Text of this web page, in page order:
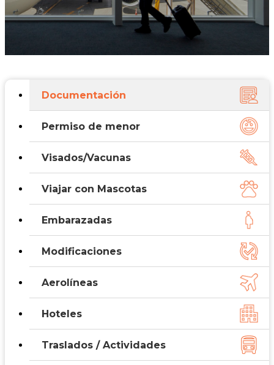
Documentación
Permiso de menor
Visados/Vacunas
Viajar con Mascotas
Embarazadas
Modificaciones
Aerolíneas
Hoteles
Traslados / Actividades